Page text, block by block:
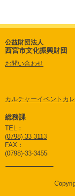
公益財団法人
西宮市文化振興財団
お問い合わせ
カルチャーイベントカ
総務課
TEL：
(0798)-33-3113
FAX：
(0798)-33-3455